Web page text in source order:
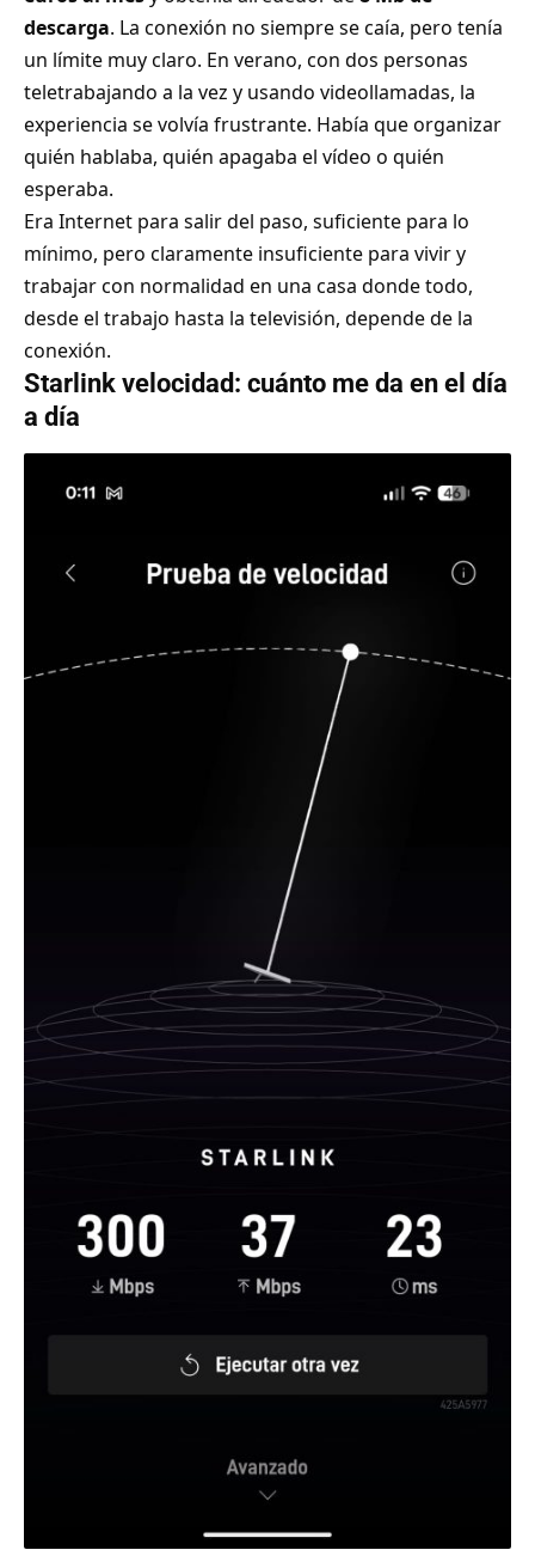
descarga. La conexión no siempre se caía, pero tenía
un límite muy claro. En verano, con dos personas
teletrabajando a la vez y usando videollamadas, la
experiencia se volvía frustrante. Había que organizar
quién hablaba, quién apagaba el vídeo o quién
esperaba.
Era Internet para salir del paso, suficiente para lo
mínimo, pero claramente insuficiente para vivir y
trabajar con normalidad en una casa donde todo,
desde el trabajo hasta la televisión, depende de la
conexión.
Starlink velocidad: cuánto me da en el día
a día